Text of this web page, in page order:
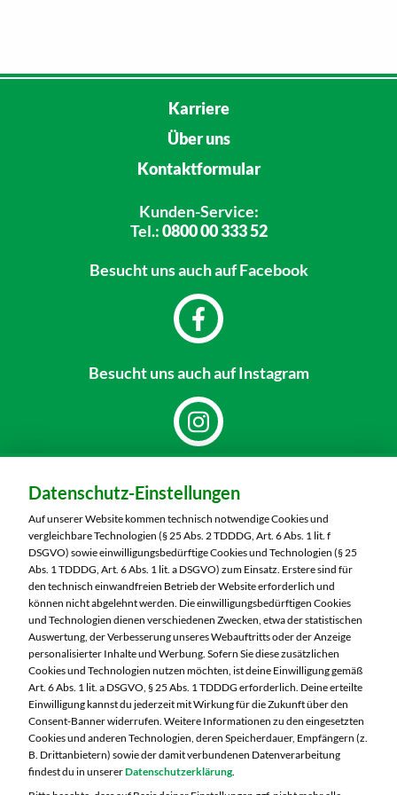
Karriere
Über uns
Kontaktformular
Kunden-Service:
Tel.:0800 00 333 52
Besucht unsauch auf Facebook
Besucht unsauch auf Instagram
MARKTKAUF Döbeln
Richard-Köberlin-Straße 2
04720 Döbeln
Telefon:03431 7300
Markt ändern
Öffnungszeiten diese Woche:
Mo:
07:00 – 20:00 Uhr
Di:
07:00 – 20:00 Uhr
Mi:
07:00 – 20:00 Uhr
Do:
07:00 – 20:00 Uhr
Fr:
07:00 – 20:00 Uhr
Datenschutz-Einstellungen
Auf unserer Website kommen technisch notwendige Cookies und
vergleichbare Technologien (§ 25 Abs. 2 TDDDG, Art. 6 Abs. 1 lit. f
DSGVO) sowie einwilligungsbedürftige Cookies und Technologien (§ 25
Abs. 1 TDDDG, Art. 6 Abs. 1 lit. a DSGVO) zum Einsatz. Erstere sind für
den technisch einwandfreien Betrieb der Website erforderlich und
können nicht abgelehnt werden. Die einwilligungsbedürftigen Cookies
und Technologien dienen verschiedenen Zwecken, etwa der statistischen
Auswertung, der Verbesserung unseres Webauftritts oder der Anzeige
personalisierter Inhalte und Werbung. Sofern Sie diese zusätzlichen
Cookies und Technologien nutzen möchten, ist deine Einwilligung gemäß
Art. 6 Abs. 1 lit. a DSGVO, § 25 Abs. 1 TDDDG erforderlich. Deine erteilte
Einwilligung kannst du jederzeit mit Wirkung für die Zukunft über den
Consent-Banner widerrufen. Weitere Informationen zu den eingesetzten
Cookies und anderen Technologien, deren Speicherdauer, Empfängern (z.
B. Drittanbietern) sowie der damit verbundenen Datenverarbeitung
findest du in unsererDatenschutzerklärung.